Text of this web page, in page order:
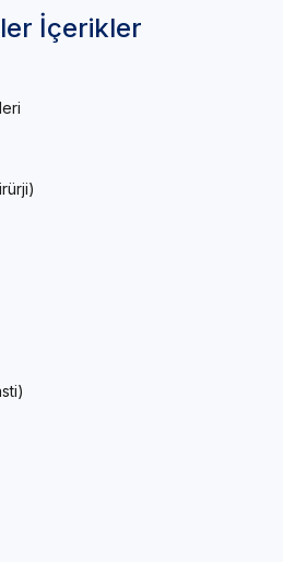
İçerikler